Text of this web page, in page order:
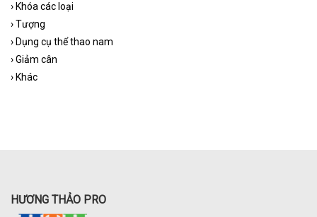
› Khóa các loại
›Tượng
› Dụng cụ thể thao nam
›Giảm cân
› Khác
HƯƠNG THẢO PRO